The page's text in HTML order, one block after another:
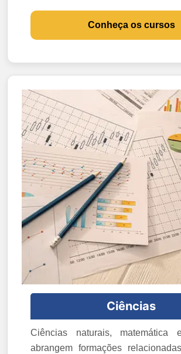
Conheça os cursos
Ciências
Ciências naturais, matemática
abrangem formações